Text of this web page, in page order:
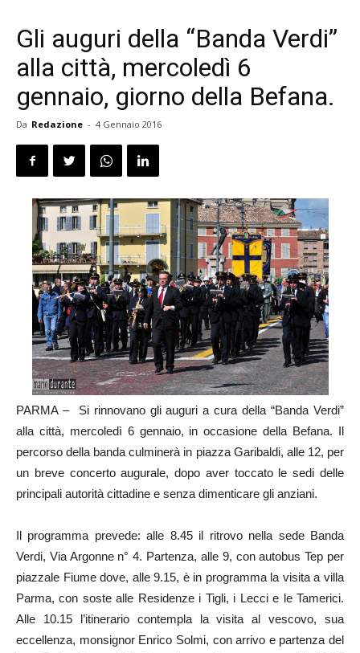
Gli auguri della “Banda Verdi”
alla città, mercoledì 6
gennaio, giorno della Befana.
Da Redazione - 4 Gennaio 2016
PARMA – Si rinnovano gli auguri a cura della “Banda Verdi”
alla città, mercoledì 6 gennaio, in occasione della Befana. Il
percorso della banda culminerà in piazza Garibaldi, alle 12, per
un breve concerto augurale, dopo aver toccato le sedi delle
principali autorità cittadine e senza dimenticare gli anziani.
Il programma prevede: alle 8.45 il ritrovo nella sede Banda
Verdi, Via Argonne n° 4. Partenza, alle 9, con autobus Tep per
piazzale Fiume dove, alle 9.15, è in programma la visita a villa
Parma, con soste alle Residenze i Tigli, i Lecci e le Tamerici.
Alle 10.15 l’itinerario contempla la visita al vescovo, sua
eccellenza, monsignor Enrico Solmi, con arrivo e partenza del